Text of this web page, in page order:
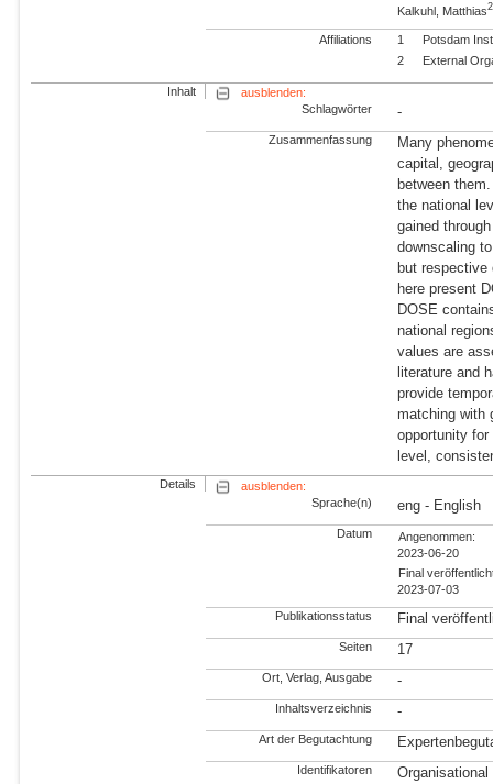
Kalkuhl, Matthias2
Affiliations 1
Potsdam
2
External
Inhalt
ausblenden:
Schlagwörter
-
Zusammenfassung
Many
capital,
between
the national
gained
downscaling
but
here present
DOSE
national
values are
literature and
provide
matching with
opportunity
level,
Details
ausblenden:
Sprache(n)
eng - English
Datum
Angenommen:
2023-06-20
Final
2023-07-03
Publikationsstatus Final
Seiten 17
Ort, Verlag, Ausgabe -
Inhaltsverzeichnis -
Art der Begutachtung
Identifikatoren